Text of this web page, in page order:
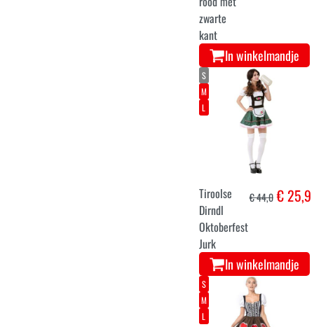
zwarte
kant
In winkelmandje
S
M
L
Tiroolse
Dirndl
Oktoberfest
Jurk
€ 44,0€ 25,9
In winkelmandje
S
M
L